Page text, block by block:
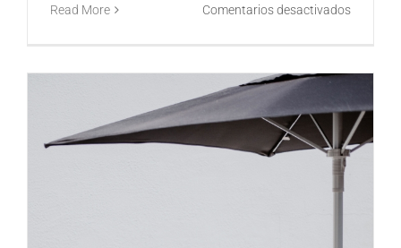
Read More Comentarios desactivadosen
la
¿está